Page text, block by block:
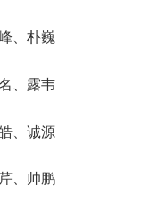
、朴巍
、露韦
、诚源
、帅鹏